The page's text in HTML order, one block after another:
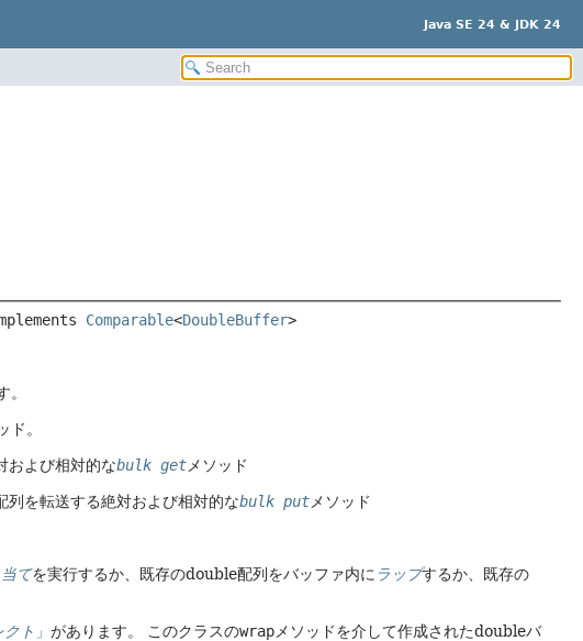
Java SE 24 & JDK 24
Comparable<DoubleBuffer>
ド。
および相対的なbulk getメソッド
列を転送する絶対および相対的なbulk putメソッド
てを実行するか、既存のdouble配列をバッファ内に ラップするか、既存の
ト 」 があります。 このクラスのwrapメソッドを介して作成されたdoubleバ